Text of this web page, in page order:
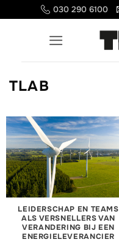
naar
030 290 6100
TLAB
LEIDERSCHAP EN TEAMS
ALS VERSNELLERS VAN
VERANDERING BIJ EEN
ENERGIELEVERANCIER